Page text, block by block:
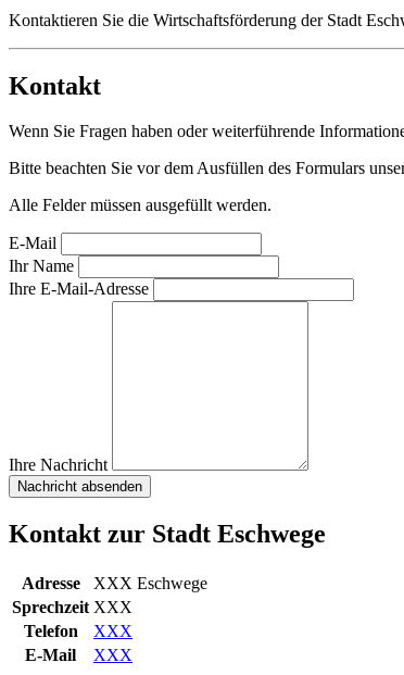
Kontaktieren Sie die Wirtschaftsförderung der Stadt
Kontakt
Wenn Sie Fragen haben oder weiterführende
Bitte beachten Sie vor dem Ausfüllen des Formulars
Alle Felder müssen ausgefüllt werden.
E-Mail
Ihr Name
Ihre E-Mail-Adresse
Ihre Nachricht
Kontakt zur Stadt Eschwege
Adresse
XXX Eschwege
Sprechzeit XXX
Telefon
XXX
E-Mail
XXX